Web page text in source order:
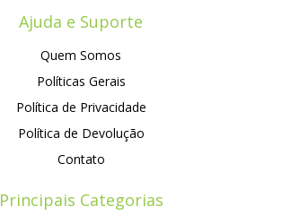
Ajuda e Suporte
Quem Somos
Políticas Gerais
Política de Privacidade
Política de Devolução
Contato
Principais Categorias